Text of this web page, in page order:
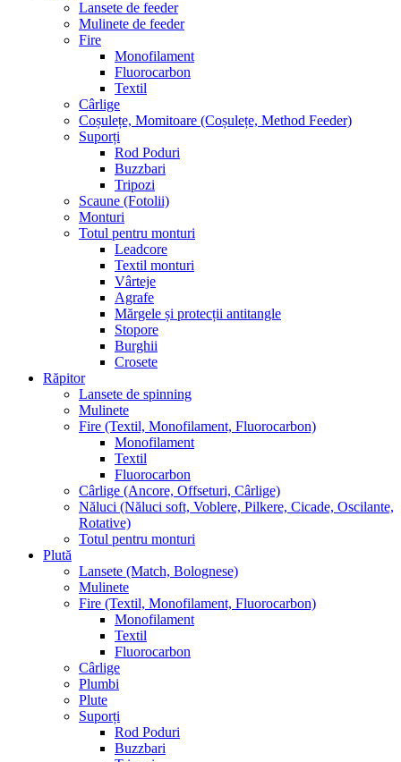
Lansete de feeder
Mulinete de feeder
Fire
Monofilament
Fluorocarbon
Textil
Cârlige
Coșulețe, Momitoare (Coșulețe, Method Feeder)
Suporți
Rod Poduri
Buzzbari
Tripozi
Scaune (Fotolii)
Monturi
Totul pentru monturi
Leadcore
Textil monturi
Vârteje
Agrafe
Mărgele și protecții antitangle
Stopore
Burghii
Crosete
Răpitor
Lansete de spinning
Mulinete
Fire (Textil, Monofilament, Fluorocarbon)
Monofilament
Textil
Fluorocarbon
Cârlige (Ancore, Offseturi, Cârlige)
Năluci (Năluci soft, Voblere, Pilkere, Cicade, Oscilante,
Rotative)
Totul pentru monturi
Plută
Lansete (Match, Bolognese)
Mulinete
Fire (Textil, Monofilament, Fluorocarbon)
Monofilament
Textil
Fluorocarbon
Cârlige
Plumbi
Plute
Suporți
Rod Poduri
Buzzbari